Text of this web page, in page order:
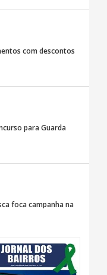
com descontos
para Guarda
foca campanha na